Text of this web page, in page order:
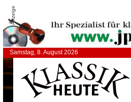
Anzeige
Samstag, 8. August 2026